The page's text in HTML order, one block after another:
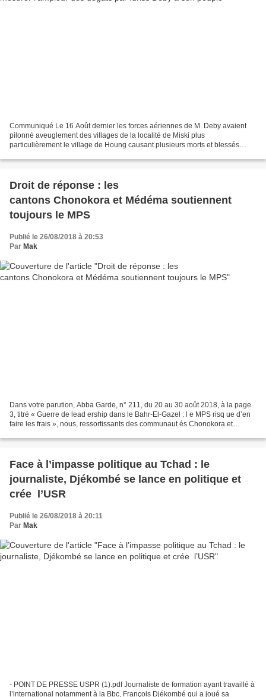
Communiqué Le 16 Août dernier les forces aériennes de M. Deby avaient
pilonné aveuglement des villages de la localité de Miski plus
particulièrement le village de Houng causant plusieurs morts et blessés
Droit de réponse : les
cantons Chonokora et Médéma soutiennent
toujours le MPS
Publié le 26/08/2018 à 20:53
Par Mak
Dans votre parution, Abba Garde, n° 211, du 20 au 30 août 2018, à la page
3, titré « Guerre de lead ership dans le Bahr-El-Gazel : l e MPS risq ue d’en
faire les frais », nous, ressortissants des communaut és Chonokora et
Face à l’impasse politique au Tchad : le
journaliste, Djékombé se lance en politique et
crée l’USR
Publié le 26/08/2018 à 20:11
Par Mak
- POINT DE PRESSE USPR (1).pdf Journaliste de formation ayant travaillé à
l’international notamment à la Bbc, François Djékombé qui a joué sa